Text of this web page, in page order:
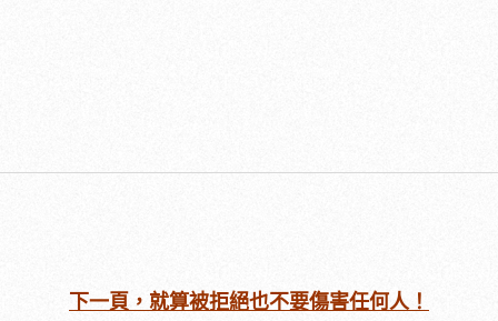
下一頁，就算被拒絕也不要傷害任何人！